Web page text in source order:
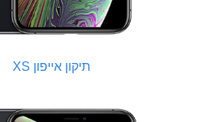
תיקון אייפון XS